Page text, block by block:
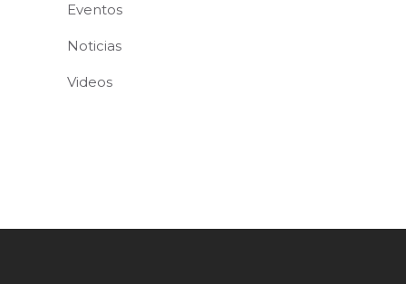
Eventos
Noticias
Videos